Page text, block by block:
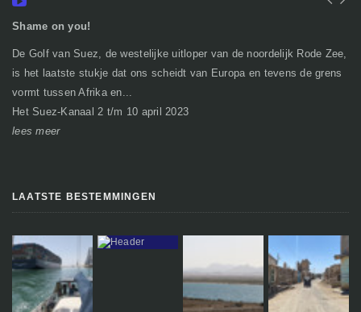
Shame on you!
De Golf van Suez, de westelijke uitloper van de noordelijk Rode Zee,
is het laatste stukje dat ons scheidt van Europa en tevens de grens
vormt tussen Afrika en...
Het Suez-Kanaal 2 t/m 10 april 2023
lees meer
LAATSTE BESTEMMINGEN